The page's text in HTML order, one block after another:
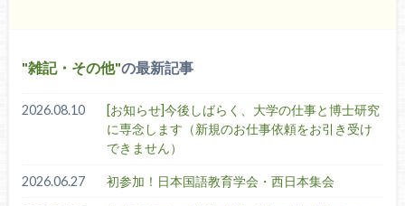
雑記・その他 の最新記事
2026.08.10
[お知らせ]今後しばらく、大学の仕事と博士研究
に専念します（新規のお仕事依頼をお引き受け
できません）
2026.06.27 初参加！日本国語教育学会・西日本集会